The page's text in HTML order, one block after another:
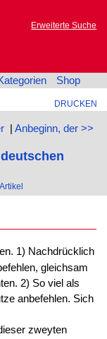
Erweiterte Suche
Shop
DRUCKEN
| Anbeginn, der >>
1) Nachdrücklich
gleichsam
2) So viel als
anbefehlen. Sich
zweyten